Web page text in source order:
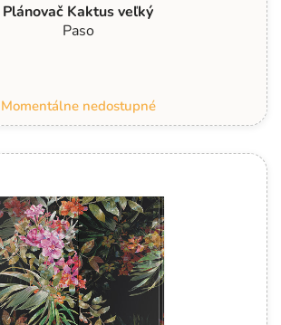
Plánovač Kaktus veľký
Paso
Momentálne nedostupné